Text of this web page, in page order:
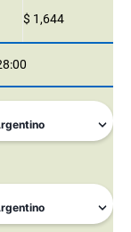
$ 1,644